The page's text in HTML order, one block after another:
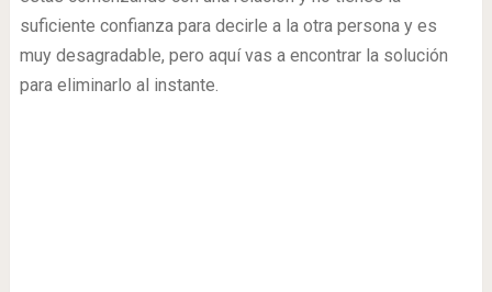
suficiente confianza para decirle a la otra persona y es
muy desagradable, pero aquí vas a encontrar la solución
para eliminarlo al instante.